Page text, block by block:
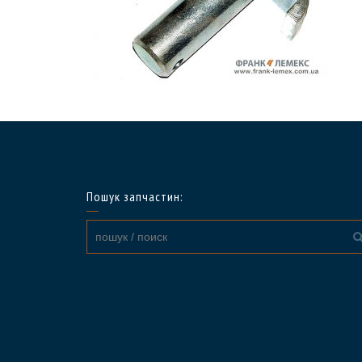
Пошук запчастин: